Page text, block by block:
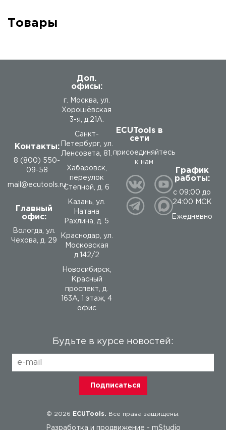
Товары
Контакты:
8 (800) 550-
09-58
mail@ecutools.ru
Главный
офис:
Вологда, ул.
Чехова, д. 29
Доп.
офисы:
г. Москва, ул.
Хорошёвская
3-я, д.21А.
Санкт-
Петербург, ул.
Ленсовета, 81.
Хабаровск,
переулок
Степной, д. 6
Казань, ул.
Натана
Рахлина, д. 5
Краснодар, ул.
Московская
д.142/2
Новосибирск,
Красный
проспект, д.
163А, 1 этаж, 4
офис
ECUTools в
сети
присоединяйтесь
к нам
График
работы:
с 09:00 до
24:00 МСК
Ежедневно
Будьте в курсе новостей:
© 2026 ECUTools. Все права защищены.
Разработка и продвижение - mStudio